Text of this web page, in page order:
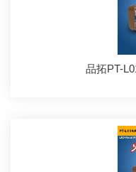
品拓PT-